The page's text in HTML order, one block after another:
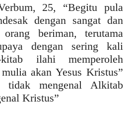
25, “Begitu pula
dengan sangat dan
beriman, terutama
dengan sering kali
kitab ilahi memperoleh
akan Yesus Kristus”
tidak mengenal Alkitab
Kristus”